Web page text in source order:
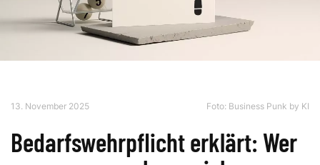
13. November 2025 Foto: Business Punk by KI
Bedarfswehrpflicht erklärt: Wer